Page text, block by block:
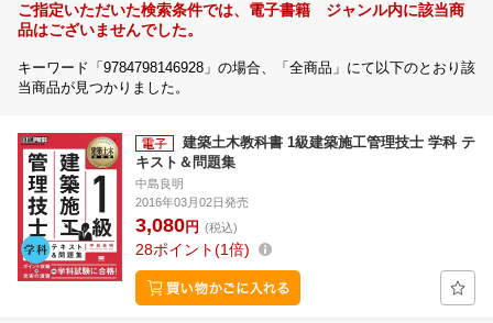
ご指定いただいた検索条件では、電子書籍 ジャンル内に該当商
品はございませんでした。
キーワード「9784798146928」の場合、「全商品」にて以下のとおり該
当商品が見つかりました。
建築土木教科書 1級建築施工管理技士 学科 テ
キスト＆問題集
中島良明
2016年03月02日発売
3,080円 (税込)
28ポイント 1倍